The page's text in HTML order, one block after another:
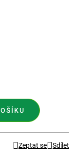
Zeptat se Sdílet